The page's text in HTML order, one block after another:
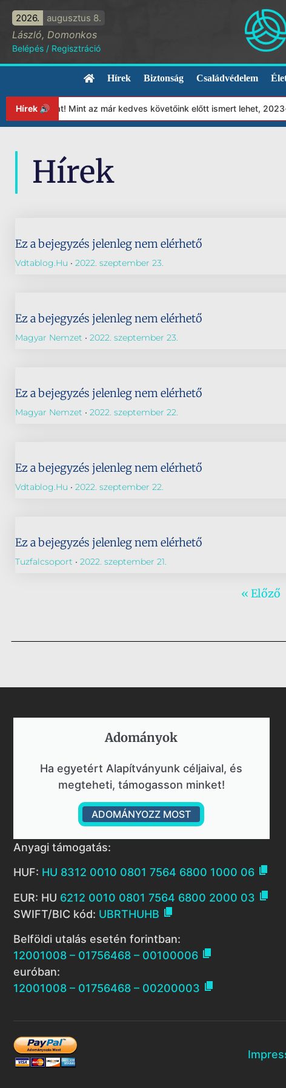
2026. augusztus 8.
László, Domonkos
Belépés / Regisztráció
Hírek Biztonság Családvédelem
Hírek 🔊 Mint az már kedves követőink előtt ismert lehet,
Hírek
Ez a bejegyzés jelenleg nem elérhető
Vdtablog.hu 2022. szeptember 23.
Ez a bejegyzés jelenleg nem elérhető
Magyar Nemzet 2022. szeptember 23.
Ez a bejegyzés jelenleg nem elérhető
Magyar Nemzet 2022. szeptember 22.
Ez a bejegyzés jelenleg nem elérhető
Vdtablog.hu 2022. szeptember 22.
Ez a bejegyzés jelenleg nem elérhető
Tuzfalcsoport 2022. szeptember 21.
« Előző
Adományok​
Ha egyetért Alapítványunk céljaival, és
megteheti, támogasson minket!
ADOMÁNYOZZ MOST
Anyagi támogatás:
HUF: HU 8312 0010 0801 7564 6800 1000 06 
EUR: HU 6212 0010 0801 7564 6800 2000 03 
SWIFT/BIC kód: UBRTHUHB 
Belföldi utalás esetén forintban:
12001008 – 01756468 – 00100006 
euróban:
12001008 – 01756468 – 00200003 